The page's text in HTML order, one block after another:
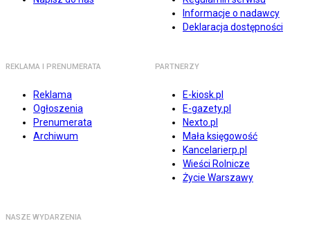
Informacje o nadawcy
Deklaracja dostępności
REKLAMA I PRENUMERATA
Reklama
Ogłoszenia
Prenumerata
Archiwum
PARTNERZY
E-kiosk.pl
E-gazety.pl
Nexto.pl
Mała księgowość
Kancelarierp.pl
Wieści Rolnicze
Życie Warszawy
NASZE WYDARZENIA